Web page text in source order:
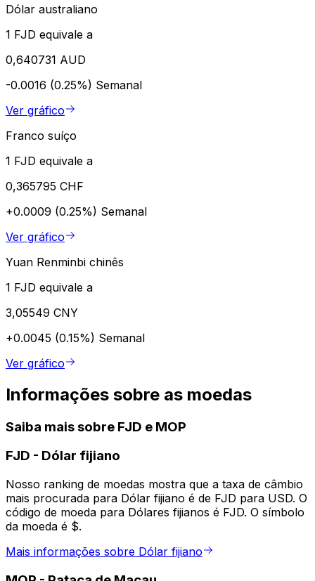
Dólar australiano
1 FJD equivale a
0,640731 AUD
-0.0016 (0.25%) Semanal
Ver gráfico
Franco suíço
1 FJD equivale a
0,365795 CHF
+0.0009 (0.25%) Semanal
Ver gráfico
Yuan Renminbi chinês
1 FJD equivale a
3,05549 CNY
+0.0045 (0.15%) Semanal
Ver gráfico
Informações sobre as moedas
Saiba mais sobre FJD e MOP
FJD - Dólar fijiano
Nosso ranking de moedas mostra que a taxa de câmbio
mais procurada para Dólar fijiano é de FJD para USD. O
código de moeda para Dólares fijianos é FJD. O símbolo
da moeda é $.
Mais informações sobre Dólar fijiano